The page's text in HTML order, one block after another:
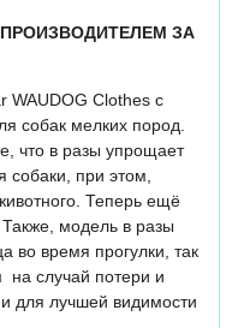
ЗА
WAUDOG Clothes c
собак мелких пород.
что в разы упрощает
собаки, при этом,
Теперь ещё
модель в разы
во время прогулки, так
на случай потери и
для лучшей видимости